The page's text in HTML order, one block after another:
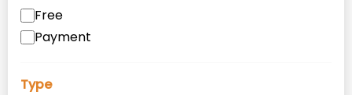
Free
Payment
Type